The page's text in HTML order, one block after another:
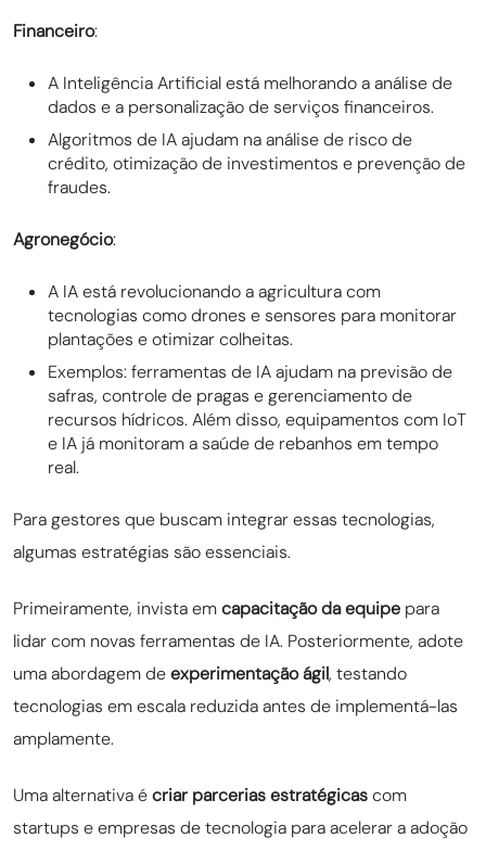
Financeiro:
A Inteligência Artificial está melhorando a análise de
dados e a personalização de serviços financeiros.
Algoritmos de IA ajudam na análise de risco de
crédito, otimização de investimentos e prevenção de
fraudes.
Agronegócio:
A IA está revolucionando a agricultura com
tecnologias como drones e sensores para monitorar
plantações e otimizar colheitas.
Exemplos: ferramentas de IA ajudam na previsão de
safras, controle de pragas e gerenciamento de
recursos hídricos. Além disso, equipamentos com IoT
e IA já monitoram a saúde de rebanhos em tempo
real.
Para gestores que buscam integrar essas tecnologias,
algumas estratégias são essenciais.
Primeiramente, invista emcapacitação da equipe para
lidar com novas ferramentas de IA. Posteriormente, adote
uma abordagem deexperimentação ágil, testando
tecnologias em escala reduzida antes de implementá-las
amplamente.
Uma alternativa écriar parcerias estratégicascom
startups e empresas de tecnologia para acelerar a adoção